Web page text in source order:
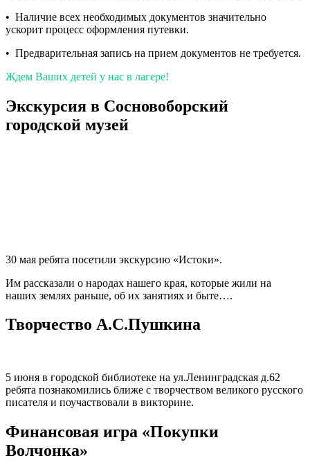
• Наличие всех необходимых документов значительно
ускорит процесс оформления путевки.
• Предварительная запись на прием документов не требуется.
Ждем Ваших детей у нас в лагере!
Экскурсия в Сосновоборский
городской музей
30 мая ребята посетили экскурсию «Истоки».
Им рассказали о народах нашего края, которые жили на
наших землях раньше, об их занятиях и быте….
Творчество А.С.Пушкина
5 июня в городской библиотеке на ул.Ленинградская д.62
ребята познакомились ближе с творчеством великого русского
писателя и поучаствовали в викторине.
Финансовая игра «Покупки
Волчонка»